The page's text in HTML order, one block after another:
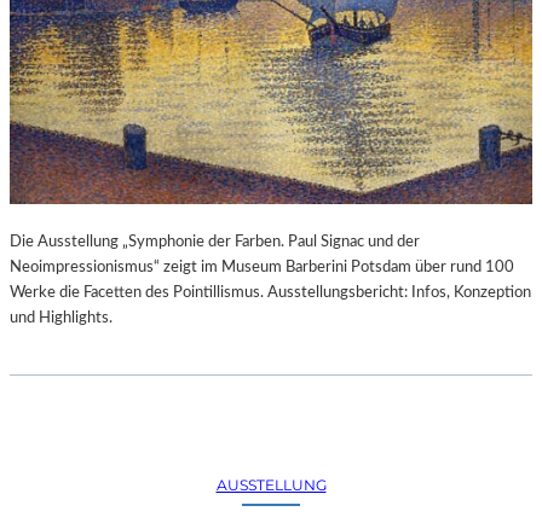
Die Ausstellung „Symphonie der Farben. Paul Signac und der
Neoimpressionismus“ zeigt im Museum Barberini Potsdam über rund 100
Werke die Facetten des Pointillismus. Ausstellungsbericht: Infos, Konzeption
und Highlights.
AUSSTELLUNG